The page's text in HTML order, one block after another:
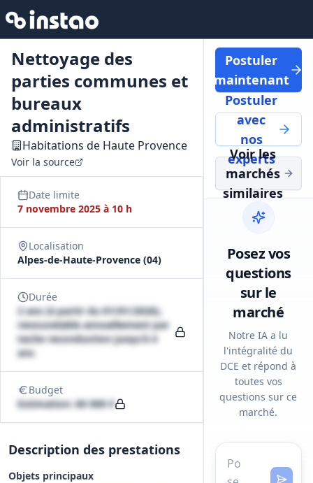
Nettoyage des
parties communes et
bureaux
administratifs
Habitations de Haute Provence
Voir la source
Date limite
7 novembre 2025 à 10 h
Localisation
Alpes-de-Haute-Provence (04)
Durée
2 ans (à partir du 01/01/2026),
renouvelable annuellement par
tacite reconduction jusqu'à 4
ans
Budget
Estimation: 60 000 €
Description des prestations
Objets principaux
Postuler
maintenant
Postuler
avec
nos
experts
Voir les
marchés
similaires
Posez vos
questions
sur le
marché
Notre IA a lu
l'intégralité du
DCE et répond à
toutes vos
questions sur ce
marché.